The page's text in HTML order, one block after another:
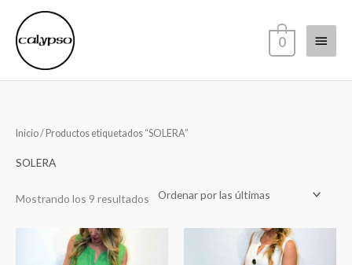
contenido
Menú
0
Inicio/ Productos etiquetados “SOLERA”
SOLERA
Mostrando los 9 resultados
Sorted
by